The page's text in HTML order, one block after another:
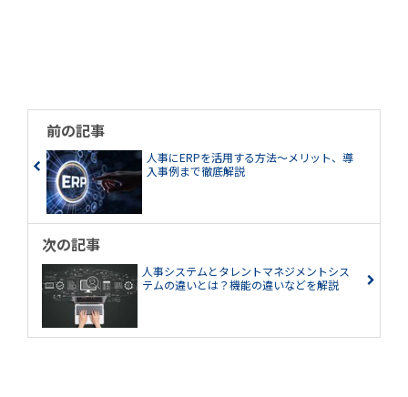
前の記事
人事にERPを活用する方法～メリット、導
入事例まで徹底解説
次の記事
人事システムとタレントマネジメントシス
テムの違いとは？機能の違いなどを解説